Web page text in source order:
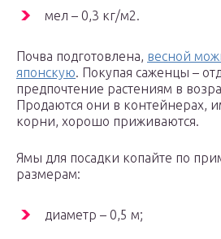
мел – 0,3 кг/м2.
Почва подготовлена, весной
японскую. Покупая саженцы –
предпочтение растениям в
Продаются они в контейнерах,
корни, хорошо приживаются.
Ямы для посадки копайте по
размерам:
диаметр – 0,5 м;